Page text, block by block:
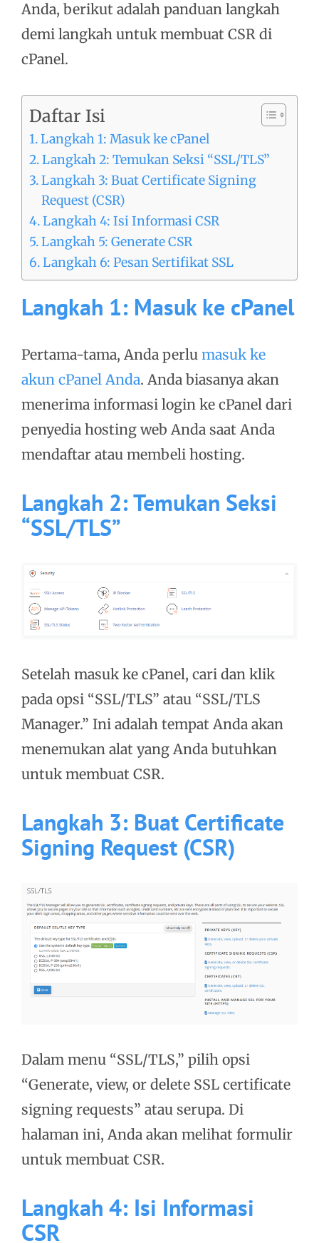
Anda, berikut adalah panduan langkah
demi langkah untuk membuat CSR di
cPanel.
Daftar Isi
Langkah 1: Masuk ke cPanel
Langkah 2: Temukan Seksi “SSL/TLS”
Langkah 3: Buat Certificate Signing
Request (CSR)
Langkah 4: Isi Informasi CSR
Langkah 5: Generate CSR
Langkah 6: Pesan Sertifikat SSL
Langkah 1: Masuk ke cPanel
Pertama-tama, Anda perlu masuk ke
akun cPanel Anda. Anda biasanya akan
menerima informasi login ke cPanel dari
penyedia hosting web Anda saat Anda
mendaftar atau membeli hosting.
Langkah 2: Temukan Seksi
“SSL/TLS”
Setelah masuk ke cPanel, cari dan klik
pada opsi “SSL/TLS” atau “SSL/TLS
Manager.” Ini adalah tempat Anda akan
menemukan alat yang Anda butuhkan
untuk membuat CSR.
Langkah 3: Buat Certificate
Signing Request (CSR)
Dalam menu “SSL/TLS,” pilih opsi
“Generate, view, or delete SSL certificate
signing requests” atau serupa. Di
halaman ini, Anda akan melihat formulir
untuk membuat CSR.
Langkah 4: Isi Informasi
CSR